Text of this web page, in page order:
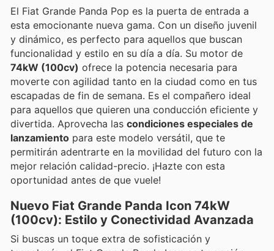
El Fiat Grande Panda Pop es la puerta de entrada a
esta emocionante nueva gama. Con un diseño juvenil
y dinámico, es perfecto para aquellos que buscan
funcionalidad y estilo en su día a día. Su motor de
74kW (100cv) ofrece la potencia necesaria para
moverte con agilidad tanto en la ciudad como en tus
escapadas de fin de semana. Es el compañero ideal
para aquellos que quieren una conducción eficiente y
divertida. Aprovecha las condiciones especiales de
lanzamiento para este modelo versátil, que te
permitirán adentrarte en la movilidad del futuro con la
mejor relación calidad-precio. ¡Hazte con esta
oportunidad antes de que vuele!
Nuevo Fiat Grande Panda Icon 74kW
(100cv): Estilo y Conectividad Avanzada
Si buscas un toque extra de sofisticación y